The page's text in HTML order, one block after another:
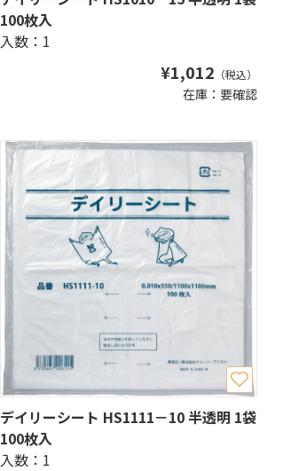
100枚入
入数：1
¥1,012 （税込）
在庫：要確認
デイリーシート HS1111－10 半透明 1袋
100枚入
入数：1